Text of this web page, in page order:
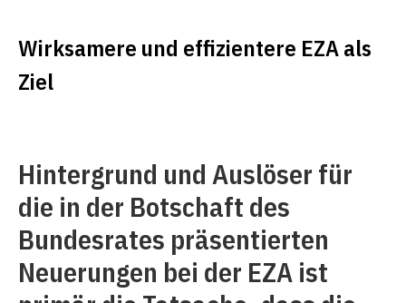
Wirksamere und effizientere EZA als
Ziel
Hintergrund und Auslöser für
die in der Botschaft des
Bundesrates präsentierten
Neuerungen bei der EZA ist